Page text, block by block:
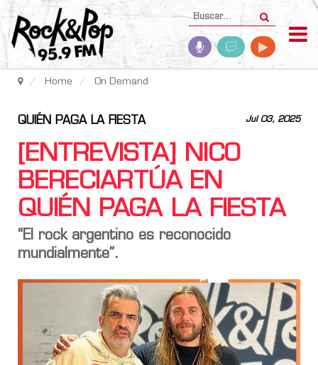
Home On Demand
Jul 03, 2025
QUIÉN PAGA LA FIESTA
[ENTREVISTA] NICO
BERECIARTÚA EN
QUIÉN PAGA LA FIESTA
“El rock argentino es reconocido
mundialmente”.